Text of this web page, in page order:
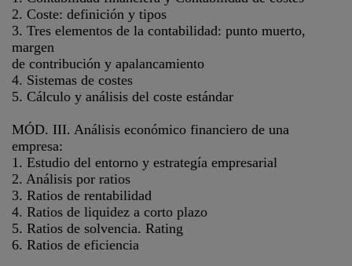
2. Coste: definición y tipos
3. Tres elementos de la contabilidad: punto muerto,
margen
de contribución y apalancamiento
4. Sistemas de costes
5. Cálculo y análisis del coste estándar
MÓD. III. Análisis económico financiero de una
empresa:
1. Estudio del entorno y estrategía empresarial
2. Análisis por ratios
3. Ratios de rentabilidad
4. Ratios de liquidez a corto plazo
5. Ratios de solvencia. Rating
6. Ratios de eficiencia